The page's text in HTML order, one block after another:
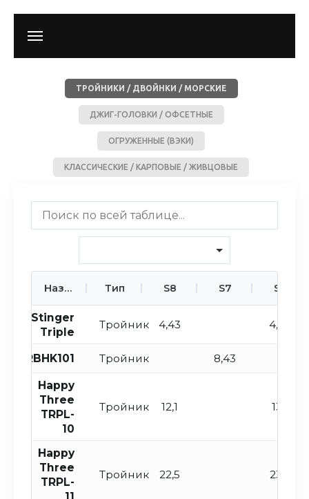
ТРОЙНИКИ / ДВОЙНКИ / МОРСКИЕ
ДЖИГ-ГОЛОВКИ / ОФСЕТНЫЕ
ОГРУЖЕННЫЕ (ВЭКИ)
КЛАССИЧЕСКИЕ / КАРПОВЫЕ / ЖИВЦОВЫЕ
Название Тип S8 S7 S6
Stinger
Triple
Тройник 4,43 4,85
TRBHK101 Тройник 8,43
Happy
Three
TRPL-
10
Тройник 12,1 13,1
Happy
Three
TRPL-
11
Тройник 22,5 23,8